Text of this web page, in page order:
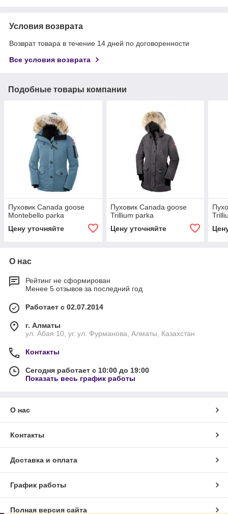
Условия возврата
Возврат товара в течение 14 дней по договоренности
Все условия возврата
Подобные товары компании
Пуховик Canada goose
Montebello parka
Цену уточняйте
Пуховик Canada goose
Trillium parka
Цену уточняйте
О нас
Рейтинг не сформирован
Менее 5 отзывов за последний год
Работает с 02.07.2014
г. Алматы
ул. Абая 10, уг. ул. Фурманова, Алматы, Казахстан
Контакты
Сегодня работает с 10:00 до 19:00
Показать весь график работы
О нас
Контакты
Доставка и оплата
График работы
Полная версия сайта